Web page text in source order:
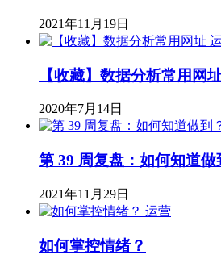
2021年11月19日
【收藏】数据分析常用网
2020年7月14日
第 39 周复盘：如何知道做
2021年11月29日
运营
如何掌控情绪？